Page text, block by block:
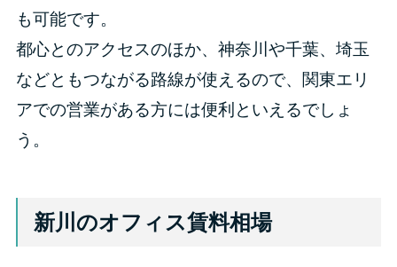
も可能です。
都心とのアクセスのほか、神奈川や千葉、埼玉
などともつながる路線が使えるので、関東エリ
アでの営業がある方には便利といえるでしょ
う。
新川のオフィス賃料相場